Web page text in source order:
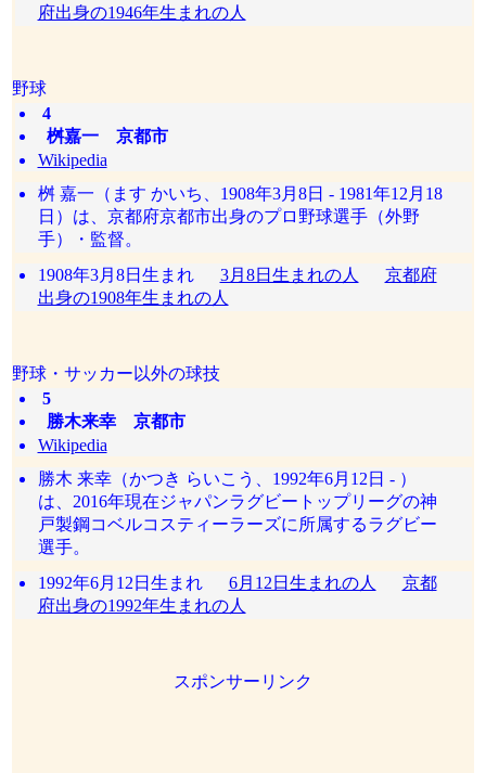
府出身の1946年生まれの人
野球
4
桝嘉一 京都市
Wikipedia
桝 嘉一（ます かいち、1908年3月8日 - 1981年12月18
日）は、京都府京都市出身のプロ野球選手（外野
手）・監督。
1908年3月8日生まれ 3月8日生まれの人
京都府
出身の1908年生まれの人
野球・サッカー以外の球技
5
勝木来幸 京都市
Wikipedia
勝木 来幸（かつき らいこう、1992年6月12日 - ）
は、2016年現在ジャパンラグビートップリーグの神
戸製鋼コベルコスティーラーズに所属するラグビー
選手。
1992年6月12日生まれ 6月12日生まれの人
京都
府出身の1992年生まれの人
スポンサーリンク